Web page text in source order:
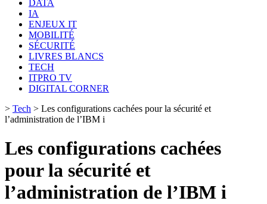
DATA
IA
ENJEUX IT
MOBILITÉ
SÉCURITÉ
LIVRES BLANCS
TECH
ITPRO TV
DIGITAL CORNER
> Tech > Les configurations cachées pour la sécurité et
l’administration de l’IBM i
Les configurations cachées
pour la sécurité et
l’administration de l’IBM i